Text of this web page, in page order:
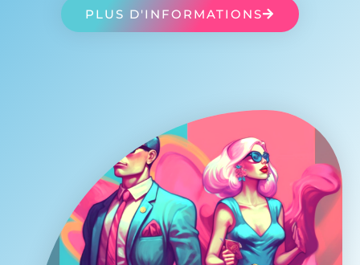
PLUS D'INFORMATIONS